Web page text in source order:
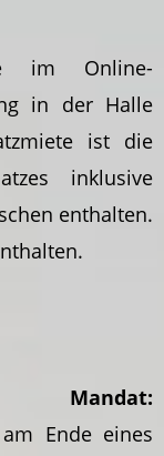
im Online-
in der Halle
ist die
inklusive
enthalten.
Mandat:
Ende eines